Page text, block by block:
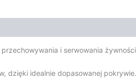
i serwowania
dzięki idealnie dopasowanej pokrywie.